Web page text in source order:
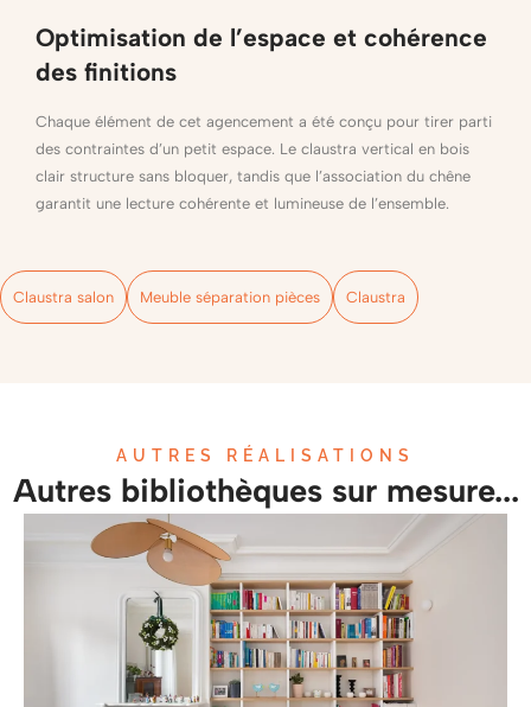
Optimisation de l’espace et cohérence
des finitions
Chaque élément de cet agencement a été conçu pour tirer parti
des contraintes d’un petit espace. Le claustra vertical en bois
clair structure sans bloquer, tandis que l’association du chêne
garantit une lecture cohérente et lumineuse de l’ensemble.
Claustra salon Meuble séparation pièces Claustra
AUTRES RÉALISATIONS
Autres bibliothèques sur mesure...